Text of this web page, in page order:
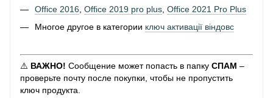
Office 2016 Office 2019 pro plus Office 2021 Pro Plus
Многое другое в категории ключ активації віндовс
⚠️ ВАЖНО! Сообщение может попасть в папку СПАМ –
проверьте почту после покупки, чтобы не пропустить
ключ продукта.